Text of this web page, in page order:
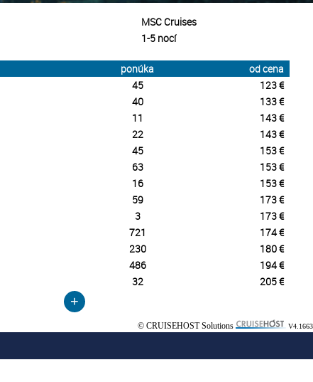
MSC Cruises
1-5 nocí
ponúka
od cena
45
123 €
40
133 €
11
143 €
22
143 €
45
153 €
63
153 €
16
153 €
59
173 €
3
173 €
721
174 €
230
180 €
486
194 €
32 205 €
+
© CRUISEHOST Solutions V4.1663